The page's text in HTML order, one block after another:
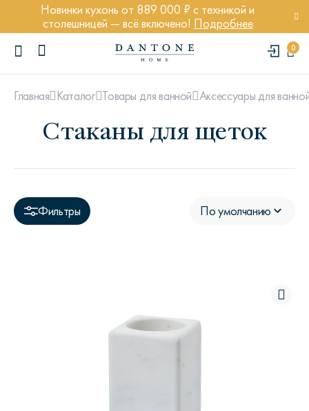
Новинки кухонь от 889 000 ₽ с техникой и
столешницей — всё включено! Подробнее
0
Диван Марсель
Кресло Энди
Главная Каталог Товары для ванной Аксессуары для
Стаканы для щеток
Фильтры По умолчанию